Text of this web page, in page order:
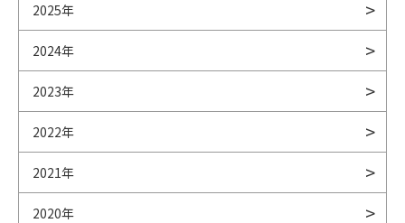
2025年
2024年
2023年
2022年
2021年
2020年